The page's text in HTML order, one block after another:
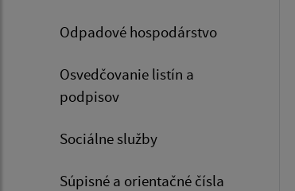
Odpadové hospodárstvo
Osvedčovanie listín a
podpisov
Sociálne služby
Súpisné a orientačné čísla